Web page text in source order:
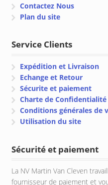
Contactez Nous
Plan du site
Service Clients
Expédition et Livraison
Echange et Retour
Sécurite et paiement
Charte de Confidentialité
Conditions générales de
Utilisation du site
Sécurité et paiement
La NV Martin Van Cleven
fournisseur de paiement et